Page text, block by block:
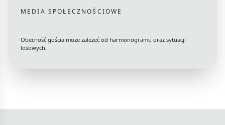
MEDIA SPOŁECZNOŚCIOWE
Obecność gościa może zależeć od harmonogramu oraz sytuacji
losowych.